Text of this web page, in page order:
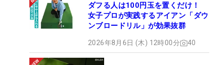
ダフる人は100円玉を置くだけ！
女子プロが実践するアイアン「ダウ
ンブロードリル」が効果抜群
2026年8月6日 (木) 12時00分 40